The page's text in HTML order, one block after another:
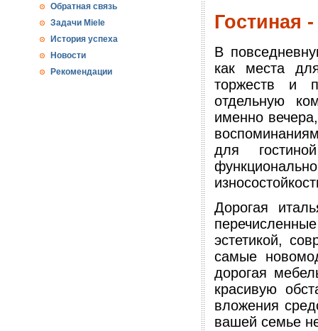
Обратная связь
Задачи Miele
История успеха
Новости
Рекомендации
Гостиная
В
как места
торжеств и
отдельную
именно
для
Дорогая
эстетикой,
самые
дорогая
красивую
вложения
вашей семье